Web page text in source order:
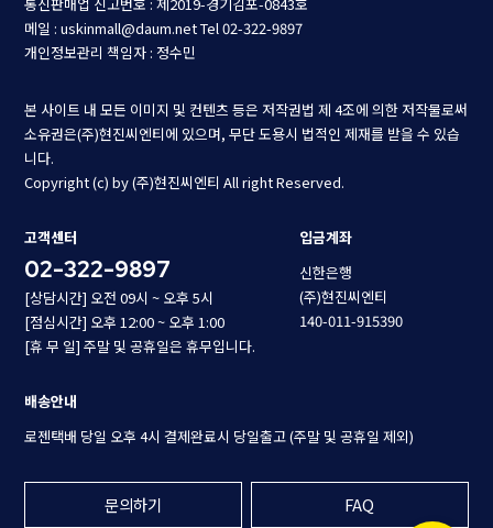
메일 : uskinmall@daum.netTel 02-322-9897
개인정보관리 책임자 : 정수민
본 사이트 내 모든 이미지 및 컨텐츠 등은 저작권법 제 4조에 의한 저작물로써
소유권은(주)현진씨엔티에 있으며, 무단 도용시 법적인 제재를 받을 수 있습
니다.
Copyright (c) by (주)현진씨엔티 All right Reserved.
고객센터
02-322-9897
[상담시간] 오전 09시 ~ 오후 5시
[점심시간] 오후 12:00 ~ 오후 1:00
[휴 무 일] 주말 및 공휴일은 휴무입니다.
입금계좌
신한은행
(주)현진씨엔티
140-011-915390
배송안내
로젠택배 당일 오후 4시 결제완료시 당일출고 (주말 및 공휴일 제외)
문의하기 FAQ